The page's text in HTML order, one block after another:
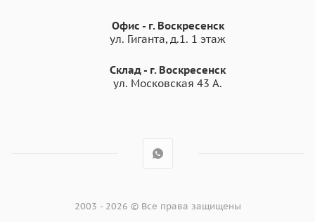
Офис - г. Воскресенск
ул. Гиганта, д.1. 1 этаж
Склад - г. Воскресенск
ул. Московская 43 А.
2003 - 2026 © Все права защищены